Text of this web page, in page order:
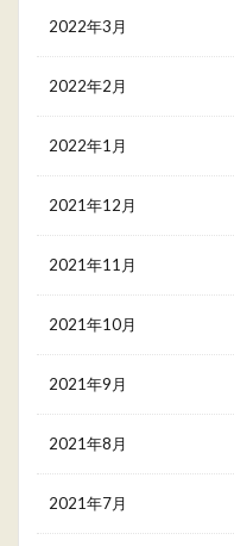
2022年3月
2022年2月
2022年1月
2021年12月
2021年11月
2021年10月
2021年9月
2021年8月
2021年7月